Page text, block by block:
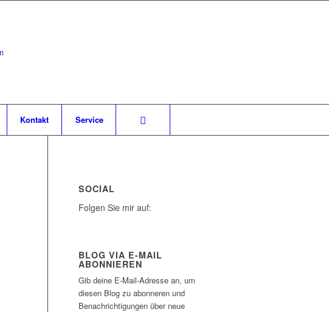
Kontakt Service
SOCIAL
Folgen Sie mir auf:
BLOG VIA E-MAIL
ABONNIEREN
Gib deine E-Mail-Adresse an, um
diesen Blog zu abonneren und
Benachrichtigungen über neue